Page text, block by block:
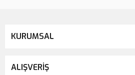
KURUMSAL
ALIŞVERİŞ